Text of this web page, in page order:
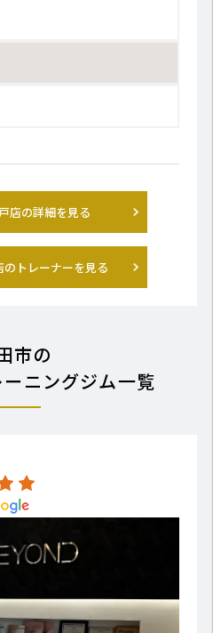
店の詳細を見る
のトレーナーを見る
市の
ニングジム一覧